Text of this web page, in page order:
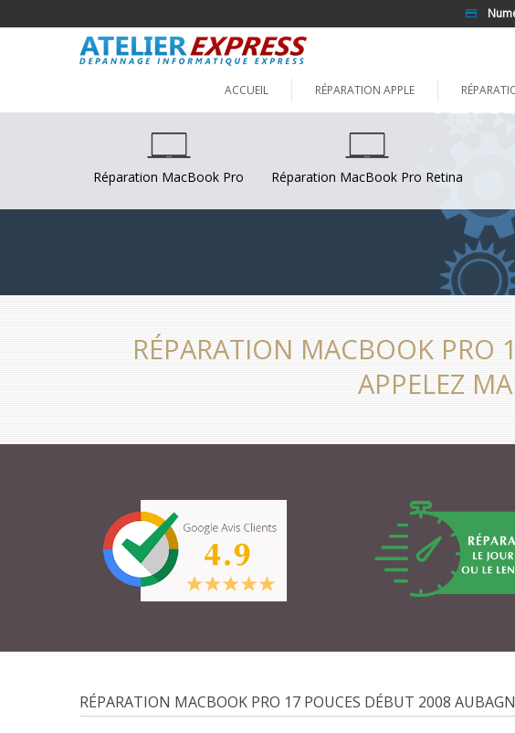
ACCUEIL RÉPARATION APPLE
Réparation MacBook Pro Réparation MacBook Pro Retina
RÉPARATION MACBOOK PRO
APPELEZ
RÉPARATION MACBOOK PRO 17 POUCES DÉBUT 2008